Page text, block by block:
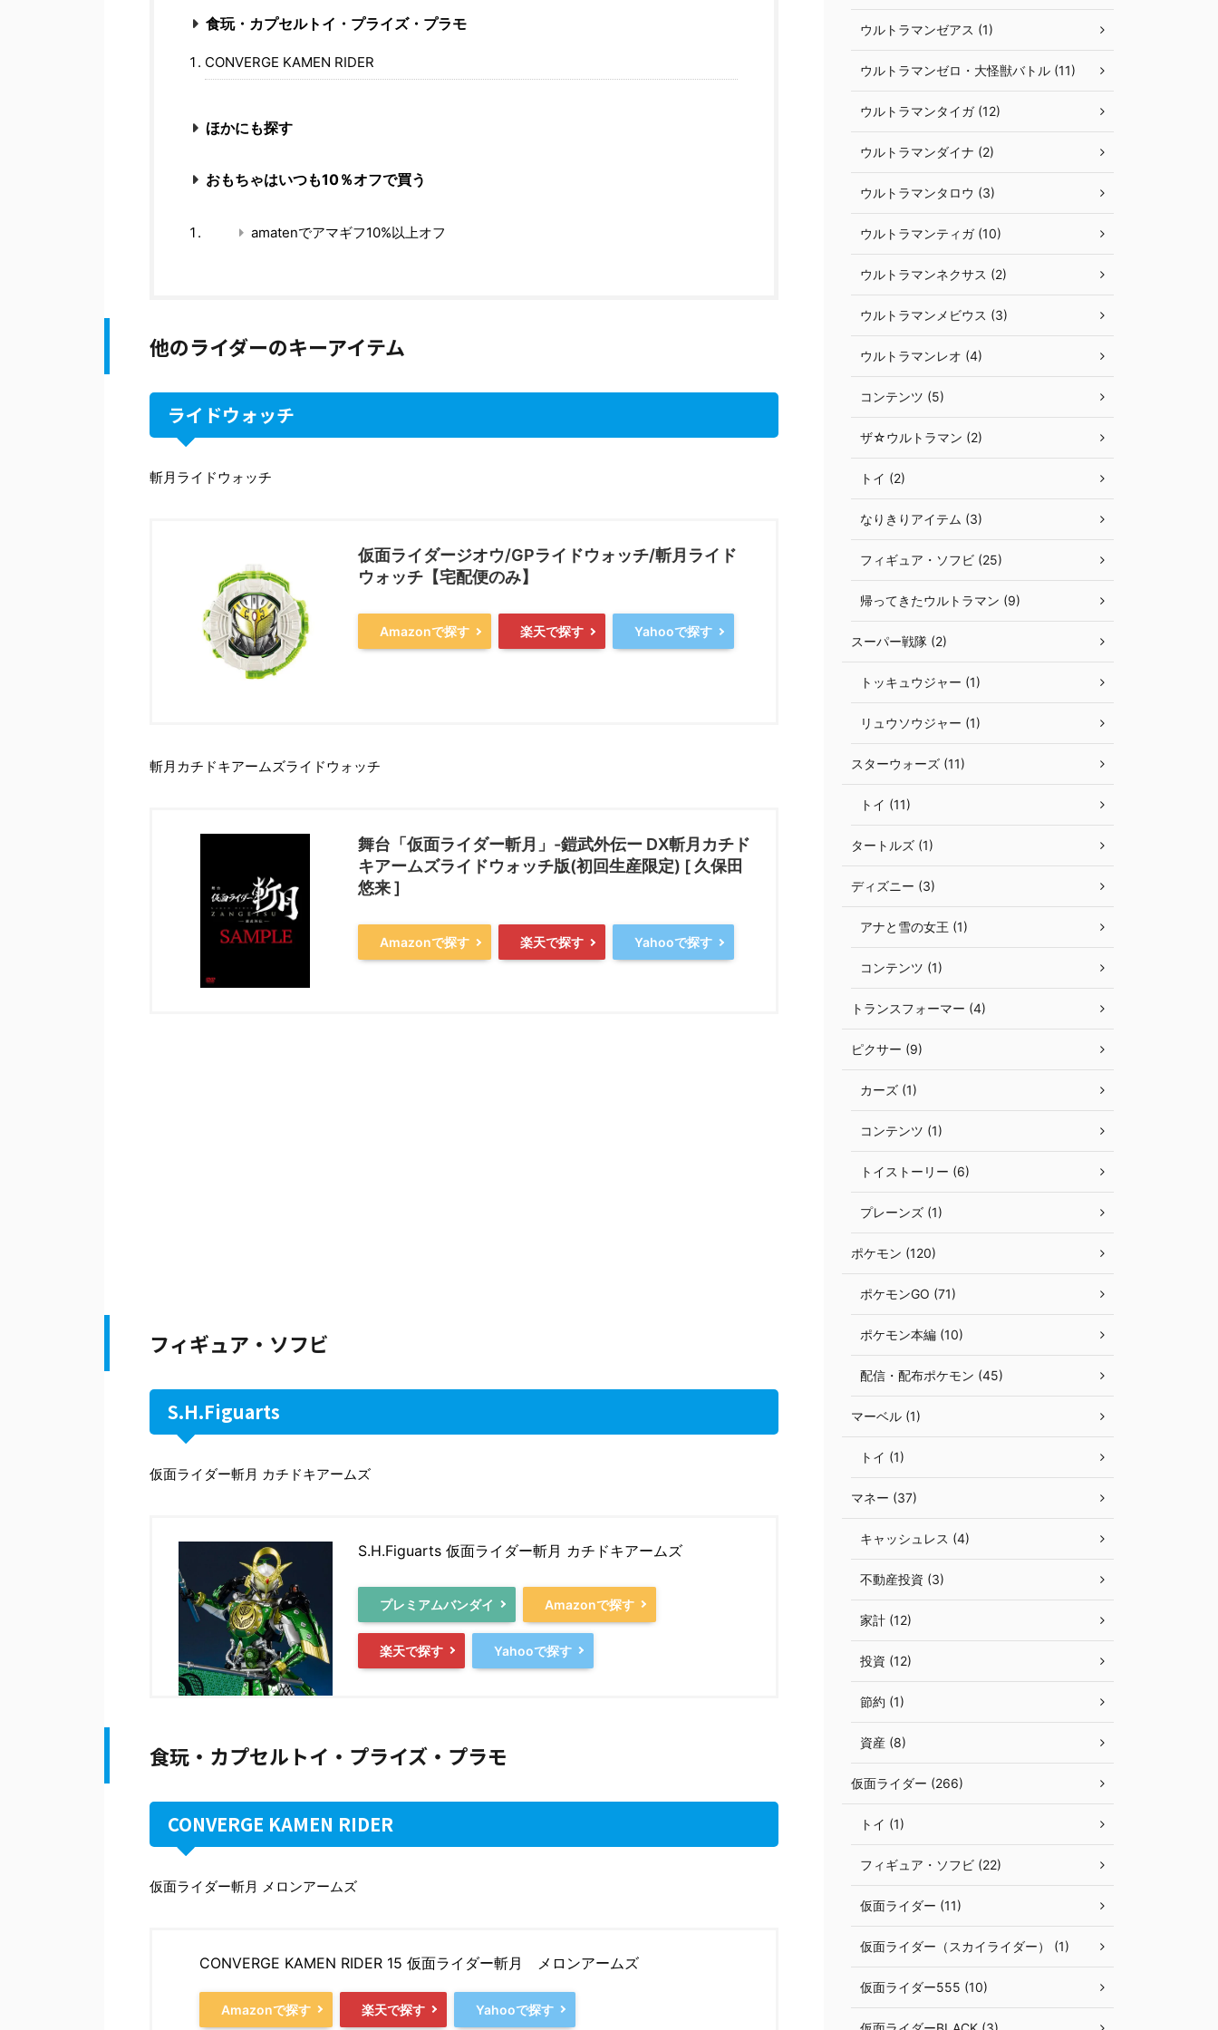
食玩・カプセルトイ・プライズ・プラモ
CONVERGE KAMEN RIDER
ほかにも探す
おもちゃはいつも10％オフで買う
amatenでアマギフ10%以上オフ
他のライダーのキーアイテム
ライドウォッチ
斬月ライドウォッチ
仮面ライダージオウ/GPライドウォッチ/斬月ライド
ウォッチ【宅配便のみ】
Amazonで探す 楽天で探す Yahooで探す
斬月カチドキアームズライドウォッチ
舞台「仮面ライダー斬月」-鎧武外伝ー DX斬月カチド
キアームズライドウォッチ版(初回生産限定) [ 久保田
悠来 ]
Amazonで探す 楽天で探す Yahooで探す
フィギュア・ソフビ
S.H.Figuarts
仮面ライダー斬月 カチドキアームズ
S.H.Figuarts 仮面ライダー斬月 カチドキアームズ
プレミアムバンダイ Amazonで探す
楽天で探す Yahooで探す
食玩・カプセルトイ・プライズ・プラモ
CONVERGE KAMEN RIDER
仮面ライダー斬月 メロンアームズ
CONVERGE KAMEN RIDER 15 仮面ライダー斬月 メロンアームズ
Amazonで探す 楽天で探す Yahooで探す
ウルトラマンゼアス (1)
ウルトラマンゼロ・大怪獣バトル (11)
ウルトラマンタイガ (12)
ウルトラマンダイナ (2)
ウルトラマンタロウ (3)
ウルトラマンティガ (10)
ウルトラマンネクサス (2)
ウルトラマンメビウス (3)
ウルトラマンレオ (4)
コンテンツ (5)
ザ☆ウルトラマン (2)
トイ (2)
なりきりアイテム (3)
フィギュア・ソフビ (25)
帰ってきたウルトラマン (9)
スーパー戦隊 (2)
トッキュウジャー (1)
リュウソウジャー (1)
スターウォーズ (11)
トイ (11)
タートルズ (1)
ディズニー (3)
アナと雪の女王 (1)
コンテンツ (1)
トランスフォーマー (4)
ピクサー (9)
カーズ (1)
コンテンツ (1)
トイストーリー (6)
プレーンズ (1)
ポケモン (120)
ポケモンGO (71)
ポケモン本編 (10)
配信・配布ポケモン (45)
マーベル (1)
トイ (1)
マネー (37)
キャッシュレス (4)
不動産投資 (3)
家計 (12)
投資 (12)
節約 (1)
資産 (8)
仮面ライダー (266)
トイ (1)
フィギュア・ソフビ (22)
仮面ライダー (11)
仮面ライダー（スカイライダー） (1)
仮面ライダー555 (10)